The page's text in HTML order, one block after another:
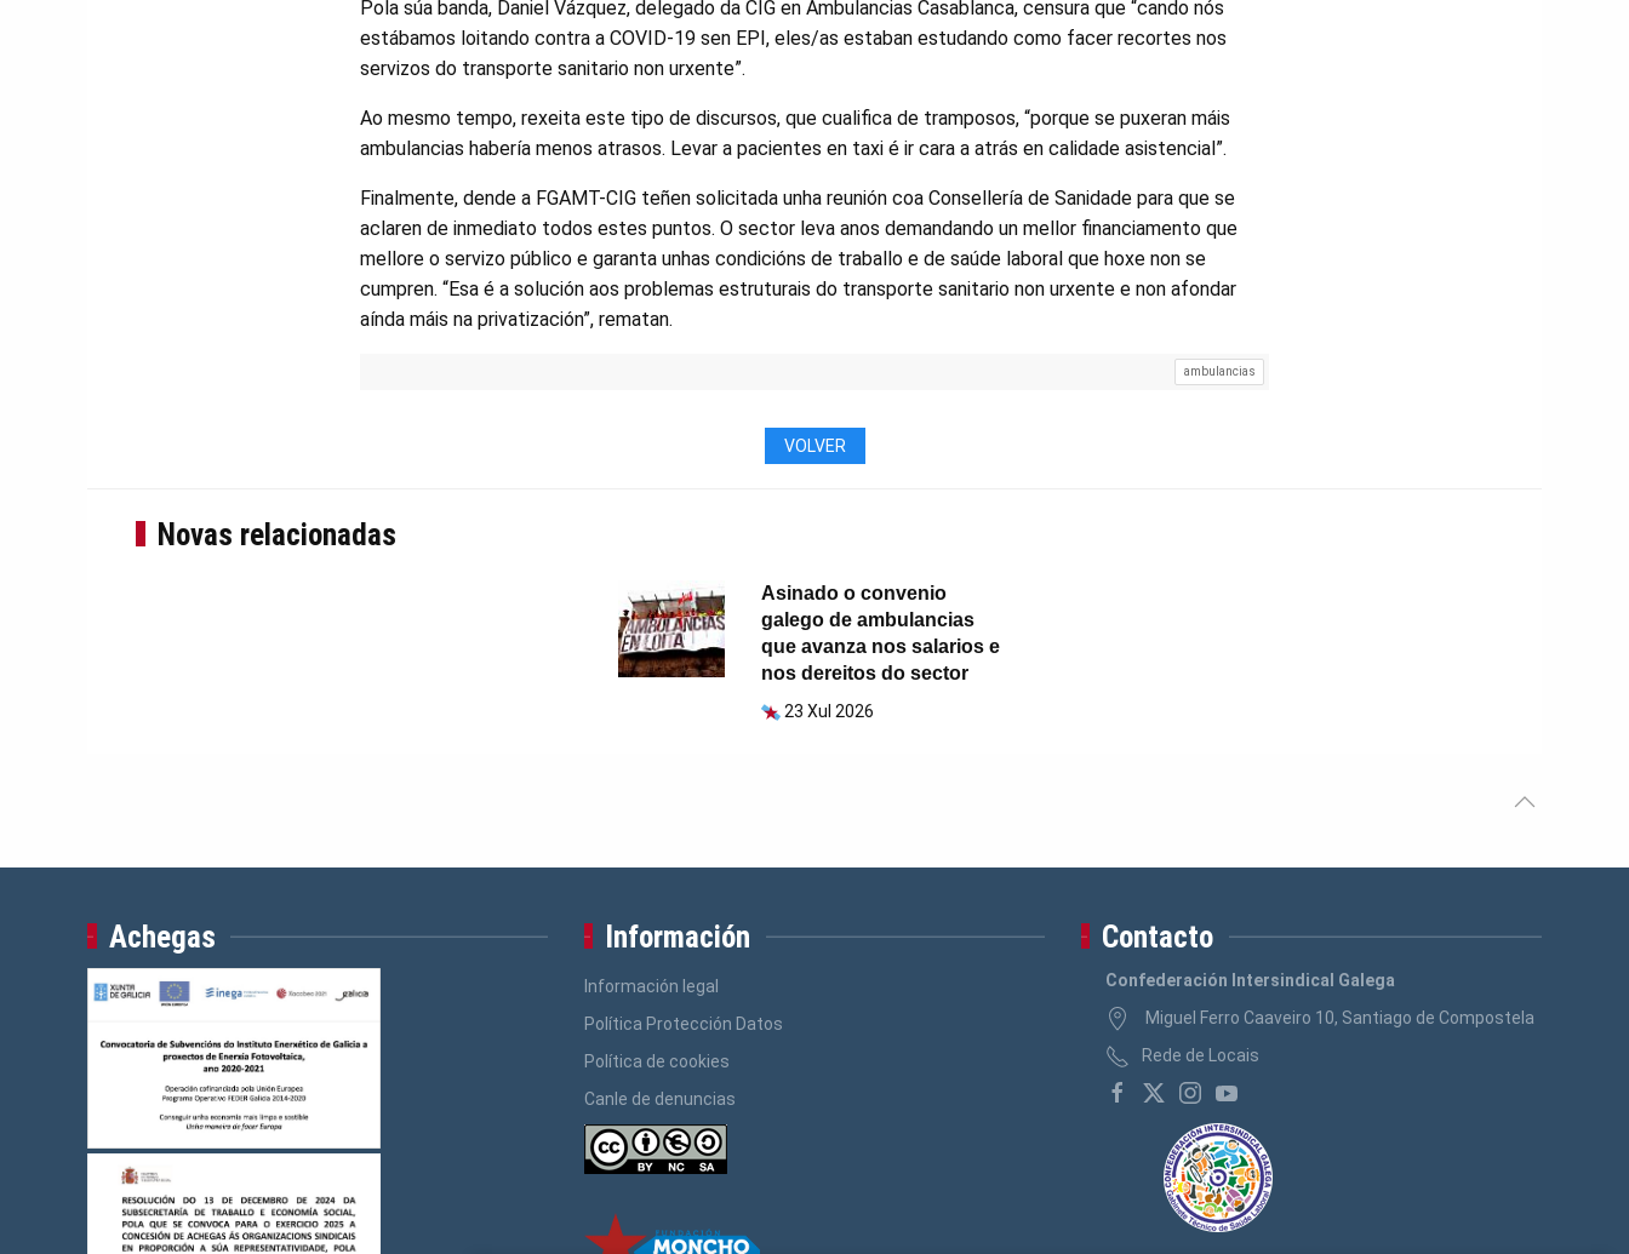
Pola súa banda, Daniel Vázquez, delegado da CIG en Ambulancias Casablanca, censura que “cando nós
estábamos loitando contra a COVID-19 sen EPI, eles/as estaban estudando como facer recortes nos
servizos do transporte sanitario non urxente”.
Ao mesmo tempo, rexeita este tipo de discursos, que cualifica de tramposos, “porque se puxeran máis
ambulancias habería menos atrasos. Levar a pacientes en taxi é ir cara a atrás en calidade asistencial”.
Finalmente, dende a FGAMT-CIG teñen solicitada unha reunión coa Consellería de Sanidade para que se
aclaren de inmediato todos estes puntos. O sector leva anos demandando un mellor financiamento que
mellore o servizo público e garanta unhas condicións de traballo e de saúde laboral que hoxe non se
cumpren. “Esa é a solución aos problemas estruturais do transporte sanitario non urxente e non afondar
aínda máis na privatización”, rematan.
ambulancias
VOLVER
Novas relacionadas
Asinado o convenio
galego de ambulancias
que avanza nos salarios e
nos dereitos do sector
23 Xul 2026
Achegas Información
Información legal
Política Protección Datos
Política de cookies
Canle de denuncias
Contacto
Confederación Intersindical Galega
Miguel Ferro Caaveiro 10, Santiago de Compostela
Rede de Locais